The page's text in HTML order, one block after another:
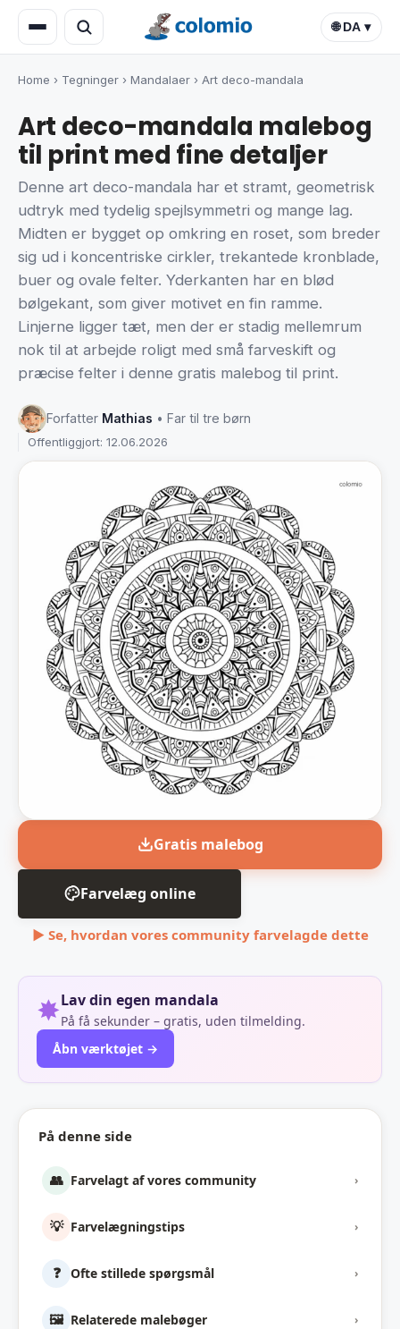
🌐 DA ▾
Home › Tegninger › Mandalaer › Art deco-mandala
Art deco-mandala malebog
til print med fine detaljer
Denne art deco-mandala har et stramt, geometrisk
udtryk med tydelig spejlsymmetri og mange lag.
Midten er bygget op omkring en roset, som breder
sig ud i koncentriske cirkler, trekantede kronblade,
buer og ovale felter. Yderkanten har en blød
bølgekant, som giver motivet en fin ramme.
Linjerne ligger tæt, men der er stadig mellemrum
nok til at arbejde roligt med små farveskift og
præcise felter i denne gratis malebog til print.
Forfatter Mathias • Far til tre børn
Offentliggjort: 12.06.2026
På denne side
👥 Farvelagt af vores community ›
💡 Farvelægningstips ›
❓ Ofte stillede spørgsmål ›
🖼️ Relaterede malebøger ›
Gratis malebog
Farvelæg online
▶ Se, hvordan vores community farvelagde dette
✸Lav din egen mandala
På få sekunder – gratis, uden tilmelding.
Åbn værktøjet →